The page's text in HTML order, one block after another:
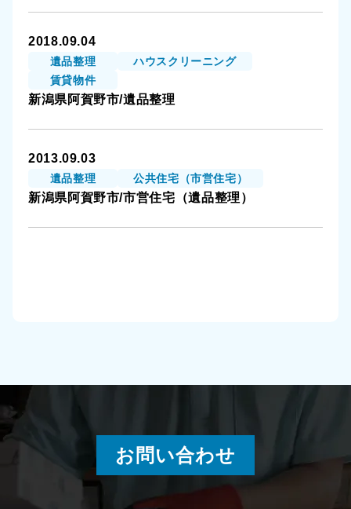
2018.09.04
遺品整理
ハウスクリーニング
賃貸物件
新潟県阿賀野市/遺品整理
2013.09.03
遺品整理 公共住宅（市営住宅）
新潟県阿賀野市/市営住宅（遺品整理）
胎内市
刈羽村
出雲崎町
お問い合わせ